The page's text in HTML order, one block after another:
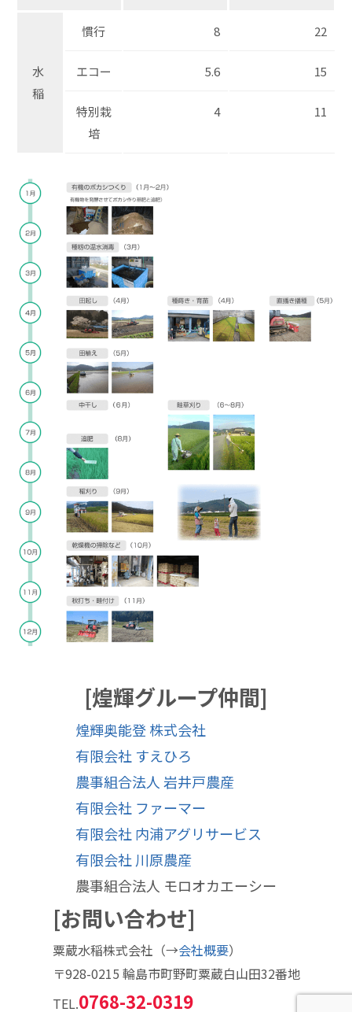
水
稲
慣行 8 22
エコー 5.6 15
特別栽
培
4 11
[煌輝グループ仲間]
煌輝奥能登 株式会社
有限会社 すえひろ
農事組合法人 岩井戸農産
有限会社 ファーマー
有限会社 内浦アグリサービス
有限会社 川原農産
農事組合法人 モロオカエーシー
[お問い合わせ]
粟蔵水稲株式会社（→会社概要）
〒928-0215 輪島市町野町粟蔵白山田32番地
TEL.0768-32-0319